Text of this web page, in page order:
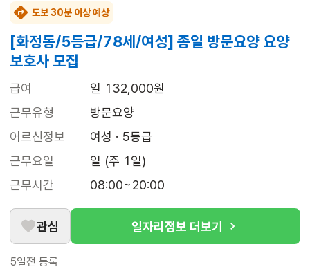
도보 30분 이상 예상
[화정동/5등급/78세/여성] 종일 방문요양 요양
보호사 모집
급여
일 132,000원
근무유형
방문요양
어르신정보
여성 · 5등급
근무요일
일 (주 1일)
근무시간
08:00~20:00
관심 일자리정보 더보기
5일전 등록